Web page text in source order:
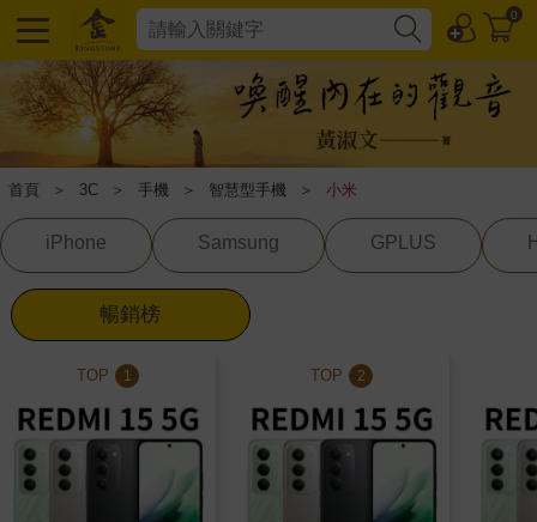
0
首頁 ＞ 3C ＞ 手機 ＞ 智慧型手機 ＞ 小米
iPhone Samsung GPLUS
暢銷榜
TOP 1 TOP 2